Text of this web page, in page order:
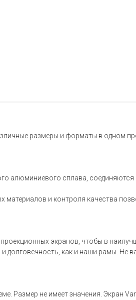
размеры и форматы в одном
алюминиевого сплава,
и контроля качества
экранов, чтобы в
как и наши рамы. Не
Размер не имеет значения. Экран